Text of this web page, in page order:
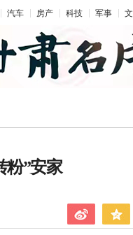
汽车 房产 科技 军事
粉”安家